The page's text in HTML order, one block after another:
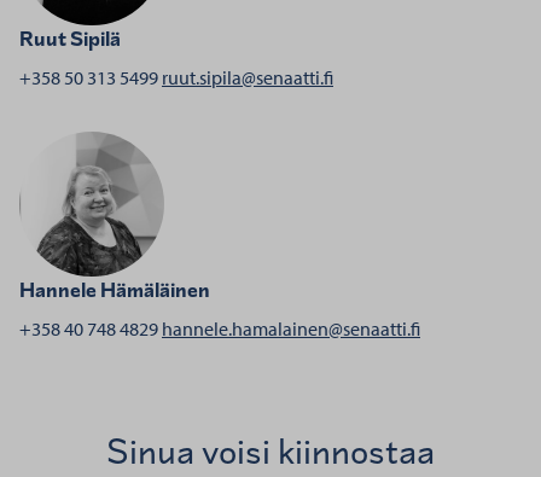
Ruut Sipilä
+358 50 313 5499 ruut.sipila@senaatti.fihenkilölle Ruut Sipilä
Hannele Hämäläinen
+358 40 748 4829 hannele.hamalainen@senaatti.fihenkilölle
Sinua voisi kiinnostaa